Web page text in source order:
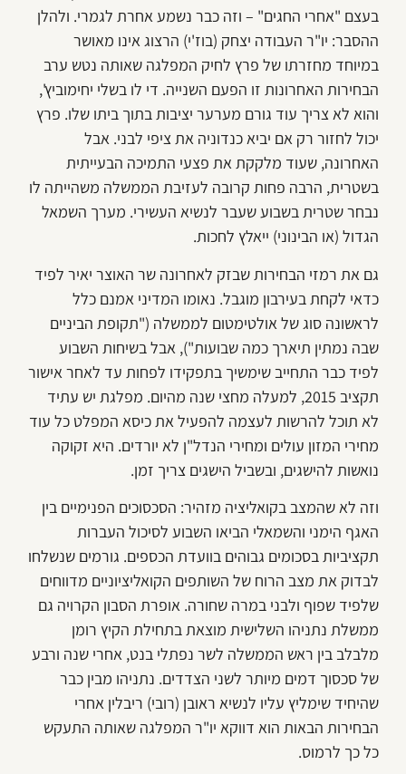
בעצם "אחרי החגים" – וזה כבר נשמע אחרת לגמרי. ולהלן
ההסבר: יו"ר העבודה יצחק (בוז'י) הרצוג אינו מאושר
במיוחד מחזרתו של פרץ לחיק המפלגה שאותה נטש ערב
הבחירות האחרונות זו הפעם השנייה. די לו בשלי יחימוביץ',
והוא לא צריך עוד גורם מערער יציבות בתוך ביתו שלו. פרץ
יכול לחזור רק אם יביא כנדוניה את ציפי לבני. אבל
האחרונה, שעוד מלקקת את פצעי התמיכה הבעייתית
בשטרית, הרבה פחות קרובה לעזיבת הממשלה משהייתה לו
נבחר שטרית בשבוע שעבר לנשיא העשירי. מערך השמאל
הגדול (או הבינוני) ייאלץ לחכות.
גם את רמזי הבחירות שבזק לאחרונה שר האוצר יאיר לפיד
כדאי לקחת בעירבון מוגבל. נאומו המדיני אמנם כלל
לראשונה סוג של אולטימטום לממשלה ("תקופת הביניים
שבה נמתין תיארך כמה שבועות"), אבל בשיחות השבוע
לפיד כבר התחייב שימשיך בתפקידו לפחות עד לאחר אישור
תקציב 2015, למעלה מחצי שנה מהיום. מפלגת יש עתיד
לא תוכל להרשות לעצמה להפעיל את כיסא המפלט כל עוד
מחירי המזון עולים ומחירי הנדל"ן לא יורדים. היא זקוקה
נואשות להישגים, ובשביל הישגים צריך זמן.
וזה לא שהמצב בקואליציה מזהיר: הסכסוכים הפנימיים בין
האגף הימני והשמאלי הביאו השבוע לסיכול העברות
תקציביות בסכומים גבוהים בוועדת הכספים. גורמים שנשלחו
לבדוק את מצב הרוח של השותפים הקואליציוניים מדווחים
שלפיד שפוף ולבני במרה שחורה. אופרת הסבון הקרויה גם
ממשלת נתניהו השלישית מוצאת בתחילת הקיץ רומן
מלבלב בין ראש הממשלה לשר נפתלי בנט, אחרי שנה ורבע
של סכסוך דמים מיותר לשני הצדדים. נתניהו מבין כבר
שהיחיד שימליץ עליו לנשיא ראובן (רובי) ריבלין אחרי
הבחירות הבאות הוא דווקא יו"ר המפלגה שאותה התעקש
כל כך לרמוס.